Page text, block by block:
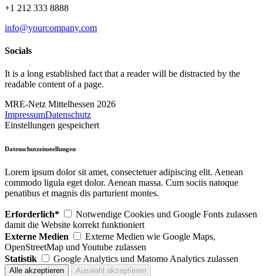
+1 212 333 8888
info@yourcompany.com
Socials
It is a long established fact that a reader will be distracted by the
readable content of a page.
MRE-Netz Mittelhessen 2026
ImpressumDatenschutz
Einstellungen gespeichert
Datenschutzeinstellungen
Lorem ipsum dolor sit amet, consectetuer adipiscing elit. Aenean
commodo ligula eget dolor. Aenean massa. Cum sociis natoque
penatibus et magnis dis parturient montes.
Erforderlich*
Notwendige Cookies und Google Fonts zulassen
damit die Website korrekt funktioniert
Externe Medien
Externe Medien wie Google Maps,
OpenStreetMap und Youtube zulassen
Statistik
Google Analytics und Matomo Analytics zulassen